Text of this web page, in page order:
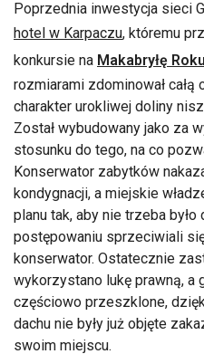
Poprzednia inwestycja sieci
hotel w Karpaczu, któremu
konkursie na Makabryłę
rozmiarami zdominował całą
charakter urokliwej doliny
Został wybudowany jako za
stosunku do tego, na co
Konserwator zabytków
kondygnacji, a miejskie
planu tak, aby nie trzeba
postępowaniu sprzeciwiali
konserwator. Ostatecznie
wykorzystano lukę prawną, a
częściowo przeszklone,
dachu nie były już objęte
swoim miejscu.